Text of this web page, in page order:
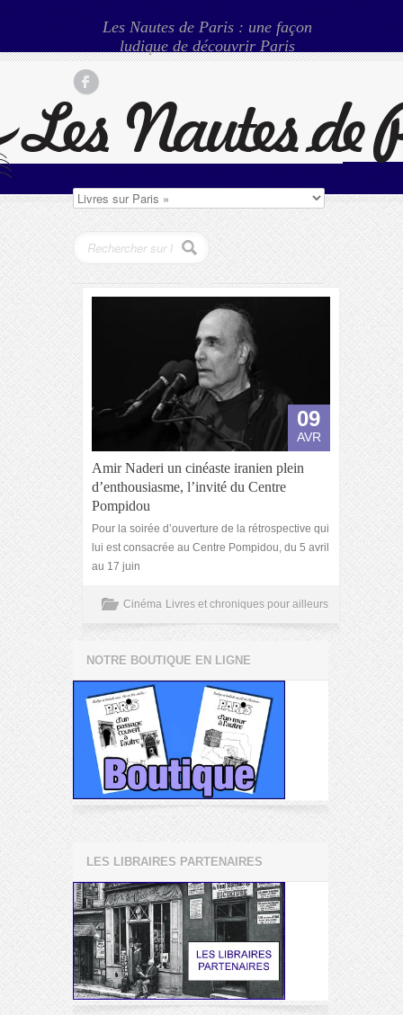
Les Nautes de Paris : une façon
ludique de découvrir Paris
09
AVR
Amir Naderi un cinéaste iranien plein
d’enthousiasme, l’invité du Centre
Pompidou
Pour la soirée d’ouverture de la rétrospective qui
lui est consacrée au Centre Pompidou, du 5 avril
au 17 juin
Cinéma Livres et chroniques pour ailleurs
NOTRE BOUTIQUE EN LIGNE
LES LIBRAIRES PARTENAIRES